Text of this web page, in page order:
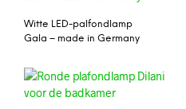
Witte LED-palfondlamp
Gala – made in Germany